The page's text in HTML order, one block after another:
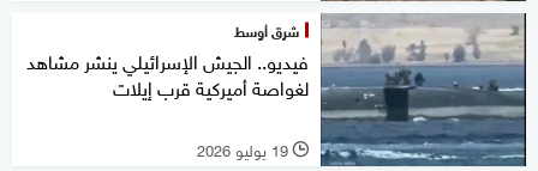
شرق أوسط
فيديو.. الجيش الإسرائيلي ينشر مشاهد
لغواصة أميركية قرب إيلات
l 19 يوليو 2026